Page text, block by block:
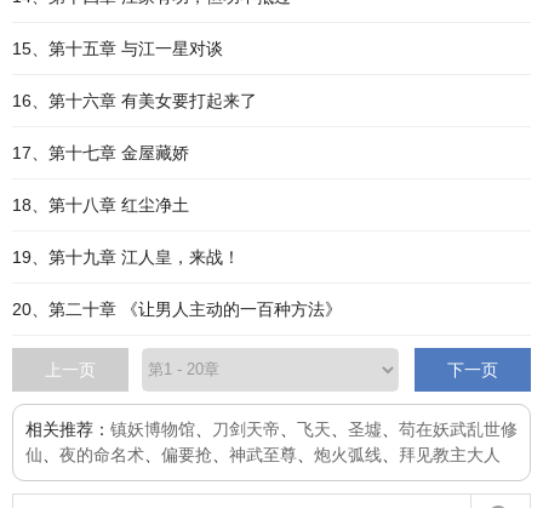
15、第十五章 与江一星对谈
16、第十六章 有美女要打起来了
17、第十七章 金屋藏娇
18、第十八章 红尘净土
19、第十九章 江人皇，来战！
20、第二十章 《让男人主动的一百种方法》
上一页 下一页
相关推荐： 镇妖博物馆 刀剑天帝 飞天 圣墟
苟在妖武乱世修
仙
夜的命名术 偏要抢 神武至尊 炮火弧线 拜见教主大人